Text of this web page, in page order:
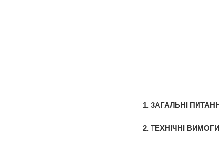
1. ЗАГАЛЬНІ
2. ТЕХНІЧНІ